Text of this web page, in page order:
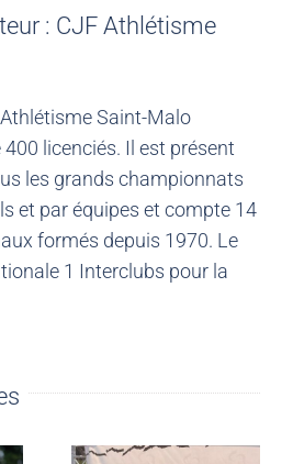
: CJF Athlétisme
Saint-Malo
licenciés. Il est présent
les grands championnats
et par équipes et compte 14
formés depuis 1970. Le
1 Interclubs pour la